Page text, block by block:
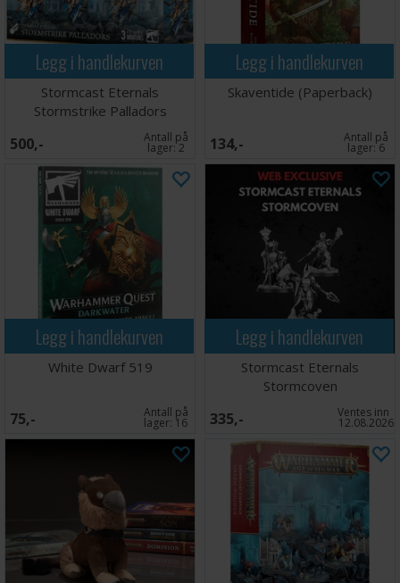
Legg i handlekurven
Stormcast Eternals
Stormstrike Palladors
500,- Antall på
lager:2
Legg i handlekurven
Skaventide (Paperback)
134,- Antall på
lager:6
Legg i handlekurven
White Dwarf 519
75,- Antall på
lager: 16
Legg i handlekurven
Stormcast Eternals
Stormcoven
335,- Ventes inn
12.08.2026